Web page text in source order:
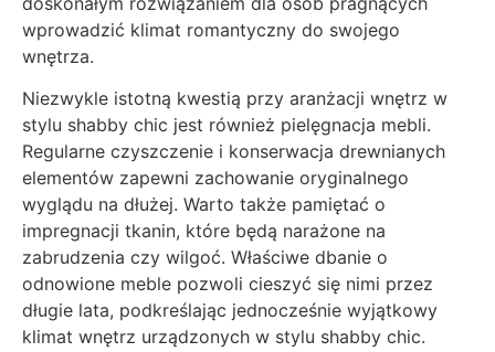
wprowadzić klimat romantyczny do swojego
wnętrza.
Niezwykle istotną kwestią przy aranżacji wnętrz w
stylu shabby chic jest również pielęgnacja mebli.
Regularne czyszczenie i konserwacja drewnianych
elementów zapewni zachowanie oryginalnego
wyglądu na dłużej. Warto także pamiętać o
impregnacji tkanin, które będą narażone na
zabrudzenia czy wilgoć. Właściwe dbanie o
odnowione meble pozwoli cieszyć się nimi przez
długie lata, podkreślając jednocześnie wyjątkowy
klimat wnętrz urządzonych w stylu shabby chic.